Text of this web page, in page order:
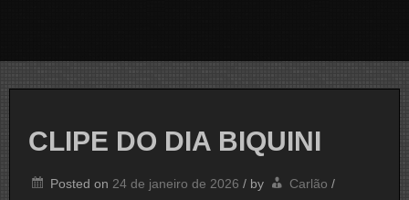
CLIPE DO DIA BIQUINI
Posted on 24 de janeiro de 2026 / by Carlão /